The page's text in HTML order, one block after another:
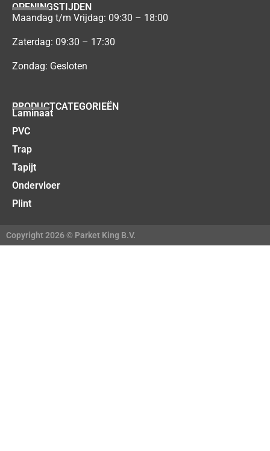
OPENINGSTIJDEN
Maandag t/m Vrijdag: 09:30 – 18:00
Zaterdag: 09:30 – 17:30
Zondag: Gesloten
PRODUCTCATEGORIEËN
Laminaat
PVC
Trap
Tapijt
Ondervloer
Plint
Copyright 2026 © Parket King B.V.